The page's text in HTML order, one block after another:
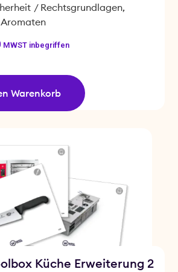
/ Rechtsgrundlagen,
MWST inbegriffen
Warenkorb
Küche Erweiterung 2